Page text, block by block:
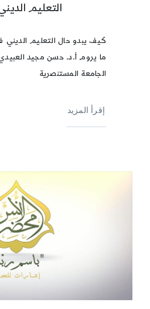
التعليم
كيف يبدو حال التعليم الديني
ما يروم أ.د. حسن مجيد
الجامعة المستنصرية
إقرأ المزيد